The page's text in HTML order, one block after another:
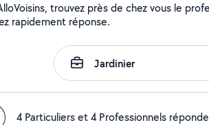
trouvez près de chez vous le
rapidement réponse.
4 Particuliers et 4 Professionnels